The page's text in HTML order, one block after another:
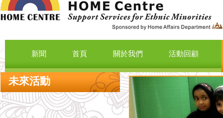
新聞 首頁 關於我們 活動回顧
未來活動